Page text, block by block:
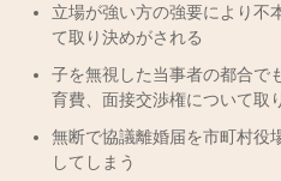
立場が強い方の強要により不
て取り決めがされる
子を無視した当事者の都合で
育費、面接交渉権について取
無断で協議離婚届を市町村役
してしまう